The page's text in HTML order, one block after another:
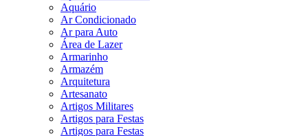
Aquário
Ar Condicionado
Ar para Auto
Área de Lazer
Armarinho
Armazém
Arquitetura
Artesanato
Artigos Militares
Artigos para Festas
Artigos para Festas